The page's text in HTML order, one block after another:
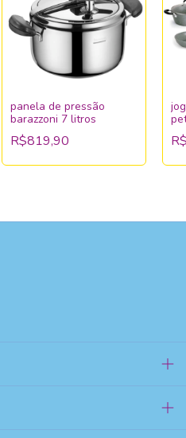
panela de pressão
barazzoni 7 litros
R$819,90